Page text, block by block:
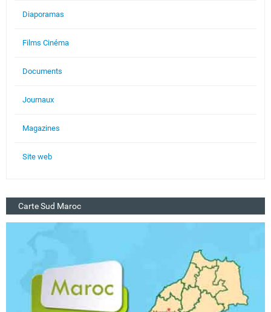
Diaporamas
Films Cinéma
Documents
Journaux
Magazines
Site web
Carte Sud Maroc